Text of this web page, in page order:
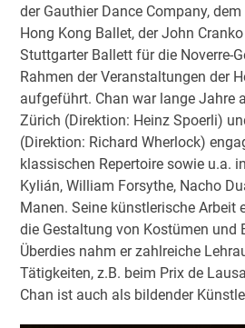
der Gauthier Dance Company,
Hong Kong Ballet, der John
Stuttgarter Ballett für die Noverre-
Rahmen der Veranstaltungen der
aufgeführt. Chan war lange Jahre
Zürich (Direktion: Heinz Spoerli)
(Direktion: Richard Wherlock)
klassischen Repertoire sowie u.a.
Kylián, William Forsythe, Nacho
Manen. Seine künstlerische Arbeit
die Gestaltung von Kostümen und
Überdies nahm er zahlreiche
Tätigkeiten, z.B. beim Prix de
Chan ist auch als bildender